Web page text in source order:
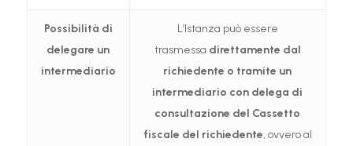
Possibilità di
delegare un
intermediario
L’Istanza può essere
trasmessa direttamente dal
richiedente o tramite un
intermediario con delega di
consultazione del Cassetto
fiscale del richiedente, ovvero al